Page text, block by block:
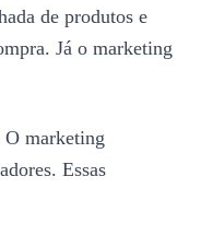
de produtos e
Já o marketing
marketing
Essas